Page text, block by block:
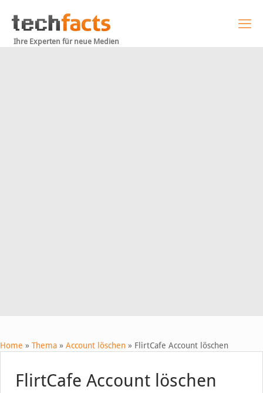
Ihre Experten für neue Medien
Home » Thema » Account löschen » FlirtCafe Account löschen
FlirtCafe Account löschen